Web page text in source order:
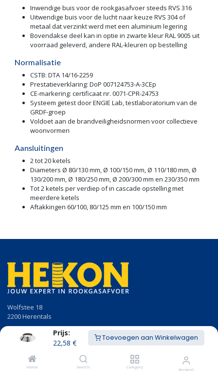
Prijs:
22,58 €
Toevoegen aan Winkelwagen
Home Search Category Account
Inwendige buis voor de rookgasafvoer steeds RVS 316
Uitwendige buis voor de lucht naar keuze RVS 304 of
metaal dat verzinkt werd met een aluminium legering
Bovendakse deel kan in optie in zwarte kleur RAL 9005 uit
voorraad geleverd, andere RAL-kleuren op bestelling
Normalisatie
CSTB: DTA 14/16-2259
Prestatieverklaring: DoP 007124753-A-3CEp
CE-markering: certificaat nr. 0071-CPR-24753
Systeem getest door ENGIE Lab, testlaboratorium van de
GRDF-groep
Voldoet aan de brandveiligheidsnormen voor collectieve
woonvormen
Aansluitingen
2 tot 20 ketels
Diameters Ø 80/130 mm, Ø 100/150 mm, Ø 110/180 mm, Ø
130/200 mm, Ø 180/250 mm, Ø 200/300 mm en 230/350 mm
Tot 2 ketels per verdiep of in cascade opstelling met
meerdere ketels
Aftakkingen 60/100, 80/125 mm en 100/150 mm
Wolfstee 18
2200 Herentals
014/23.50.41
info@hekon.be
BTW BE 0456.631.656